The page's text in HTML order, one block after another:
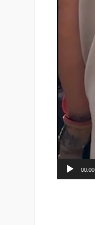
00:00